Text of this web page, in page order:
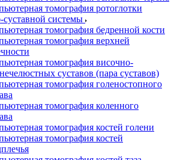
томография ротоглотки
системы
томография бедренной кости
томография верхней
томография височно-
суставов (пара суставов)
томография голеностопного
томография коленного
томография костей голени
томография костей